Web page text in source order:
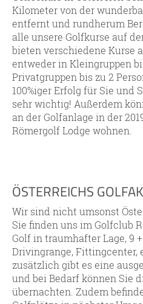
Kilometer von der
entfernt und rundherum
alle unsere Golfkurse auf
bieten verschiedene Kurse
entweder in Kleingruppen
Privatgruppen bis zu 2
100%iger Erfolg für Sie und
sehr wichtig! Außerdem
an der Golfanlage in der
Römergolf Lodge wohnen.
ÖSTERREICHS
Wir sind nicht umsonst
Sie finden uns im Golfclub
Golf in traumhafter Lage, 9
Drivingrange, Fittingcenter,
zusätzlich gibt es eine
und bei Bedarf können Sie
übernachten. Zudem